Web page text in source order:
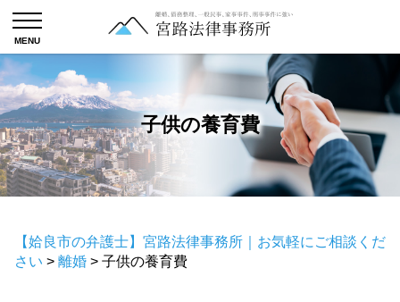
子供の養育費
【姶良市の弁護士】宮路法律事務所｜お気軽にご相談くだ
さい > 離婚 > 子供の養育費